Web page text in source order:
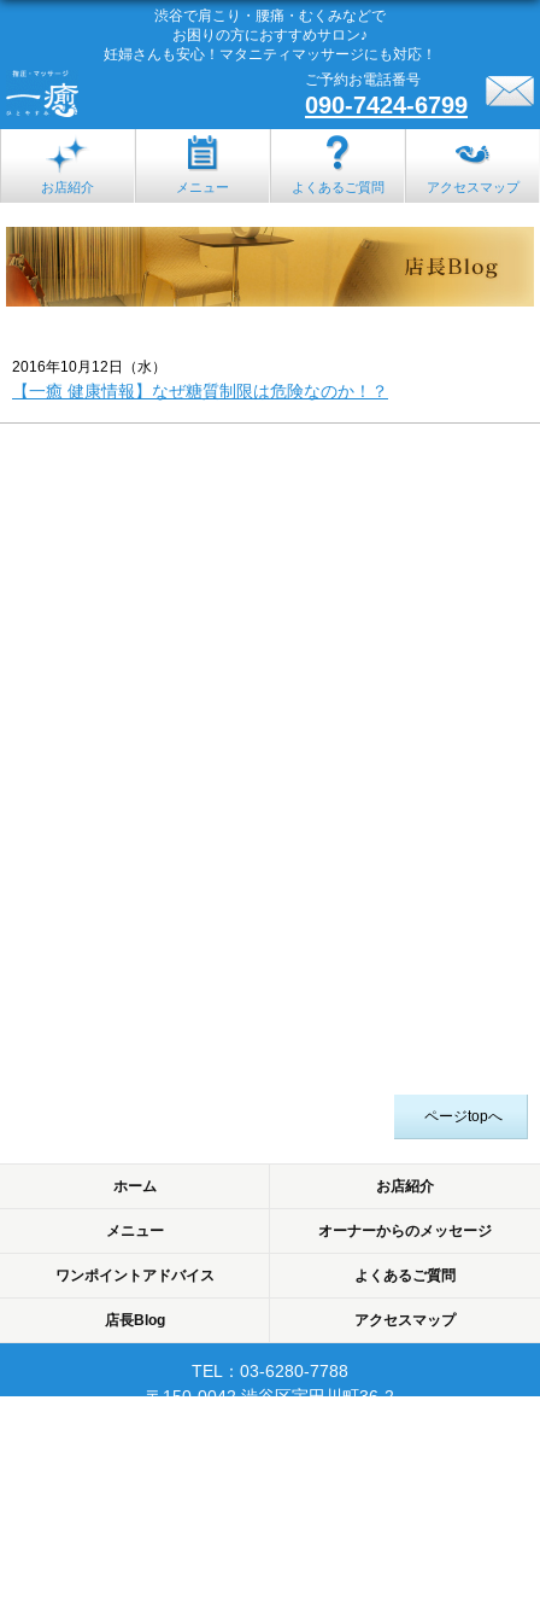
渋谷で肩こり・腰痛・むくみなどで
お困りの方におすすめサロン♪
妊婦さんも安心！マタニティマッサージにも対応！
ご予約お電話番号
090-7424-6799
お店紹介 メニュー よくあるご質問 アクセスマップ
2016年10月12日（水）
【一癒 健康情報】なぜ糖質制限は危険なのか！？
ページtopへ
ホーム お店紹介
メニュー オーナーからのメッセージ
ワンポイントアドバイス よくあるご質問
店長Blog アクセスマップ
TEL：03-6280-7788
〒150-0042 渋谷区宇田川町36-2